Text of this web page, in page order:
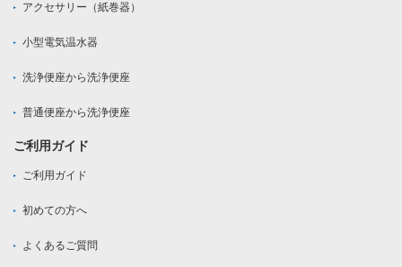
アクセサリー（紙巻器）
小型電気温水器
洗浄便座から洗浄便座
普通便座から洗浄便座
ご利用ガイド
ご利用ガイド
初めての方へ
よくあるご質問